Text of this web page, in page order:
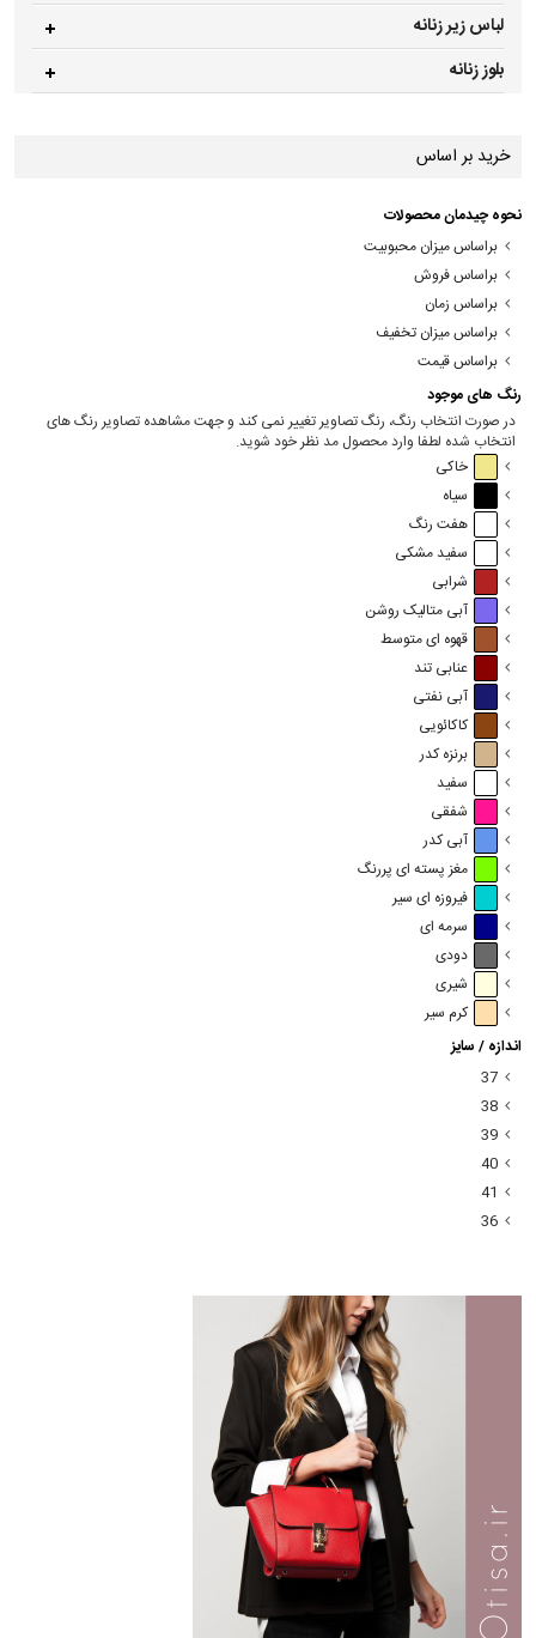
لباس زیر زنانه
بلوز زنانه
خرید بر اساس
نحوه چیدمان محصولات
براساس میزان محبوبیت
براساس فروش
براساس زمان
براساس میزان تخفیف
براساس قیمت
رنگ های موجود
در صورت انتخاب رنگ، رنگ تصاویر تغییر نمی کند و جهت مشاهده تصاویر رنگ های
انتخاب شده لطفا وارد محصول مد نظر خود شوید.
خاکی
سیاه
هفت رنگ
سفید مشکی
شرابی
آبی متالیک روشن
قهوه ای متوسط
عنابی تند
آبی نفتی
کاکائویی
برنزه کدر
سفید
شفقی
آبی کدر
مغز پسته ای پررنگ
فیروزه ای سیر
سرمه ای
دودی
شیری
کرم سیر
اندازه / سایز
37
38
39
40
41
36